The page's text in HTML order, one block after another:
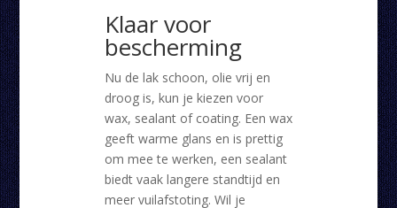
Klaar voor
bescherming
Nu de lak schoon, olie vrij en
droog is, kun je kiezen voor
wax, sealant of coating. Een wax
geeft warme glans en is prettig
om mee te werken, een sealant
biedt vaak langere standtijd en
meer vuilafstoting. Wil je